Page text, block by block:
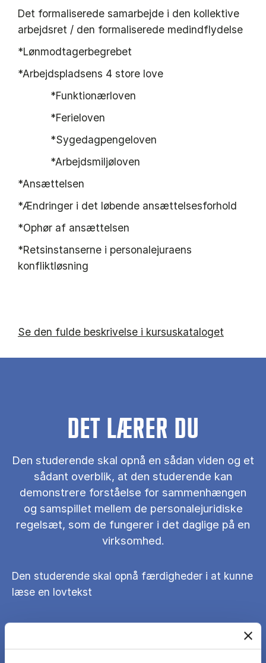
Det formaliserede samarbejde i den kollektive
arbejdsret / den formaliserede medindflydelse
*Lønmodtagerbegrebet
*Arbejdspladsens 4 store love
*Funktionærloven
*Ferieloven
*Sygedagpengeloven
*Arbejdsmiljøloven
*Ansættelsen
*Ændringer i det løbende ansættelsesforhold
*Ophør af ansættelsen
*Retsinstanserne i personalejuraens
konfliktløsning
Se den fulde beskrivelse i kursuskataloget
DET LÆRER DU
Den studerende skal opnå en sådan viden og et
sådant overblik, at den studerende kan
demonstrere forståelse for sammenhængen
og samspillet mellem de personalejuridiske
regelsæt, som de fungerer i det daglige på en
virksomhed.
Den studerende skal opnå færdigheder i at kunne
læse en lovtekst
niveau, hvor den studerende kan demonstrere en